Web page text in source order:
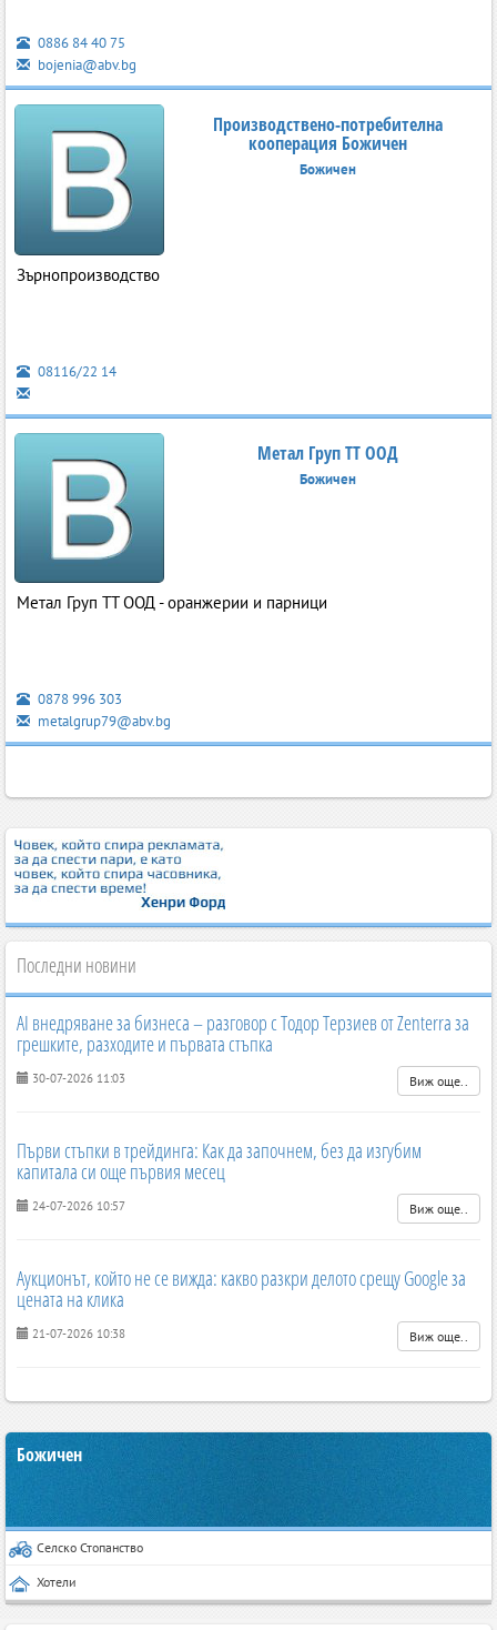
0886 84 40 75
bojenia@abv.bg
Производствено-потребителна
кооперация Божичен
Божичен
Зърнопроизводство
08116/22 14
Метал Груп ТТ ООД
Божичен
Метал Груп TT ООД - оранжерии и парници
0878 996 303
metalgrup79@abv.bg
Последни новини
AI внедряване за бизнеса – разговор с Тодор Терзиев от Zenterra за
грешките, разходите и първата стъпка
30-07-2026 11:03 Виж още..
Първи стъпки в трейдинга: Как да започнем, без да изгубим
капитала си още първия месец
24-07-2026 10:57 Виж още..
Аукционът, който не се вижда: какво разкри делото срещу Google за
цената на клика
21-07-2026 10:38 Виж още..
Божичен
Селско Стопанство
Хотели